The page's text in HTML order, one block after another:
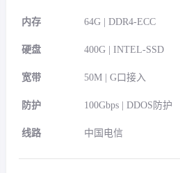
内存 64G | DDR4-ECC
硬盘 400G | INTEL-SSD
宽带 50M | G口接入
防护 100Gbps | DDOS防护
线路 中国电信